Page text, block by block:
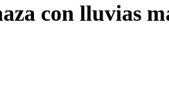
con lluvias